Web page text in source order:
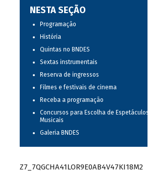
NESTA SEÇÃO
Programação
História
Quintas no BNDES
Sextas instrumentais
Reserva de ingressos
Filmes e festivais de cinema
Receba a programação
Concursos para Escolha de Espetáculos
Musicais
Galeria BNDES
Z7_7QGCHA41LOR9E0AB4V47KI18M2